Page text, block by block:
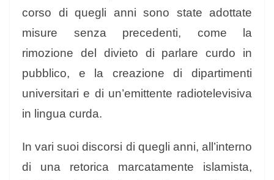
corso di quegli anni sono state adottate
misure senza precedenti, come la
rimozione del divieto di parlare curdo in
pubblico, e la creazione di dipartimenti
universitari e di un’emittente radiotelevisiva
in lingua curda.
In vari suoi discorsi di quegli anni, all’interno
di una retorica marcatamente islamista,